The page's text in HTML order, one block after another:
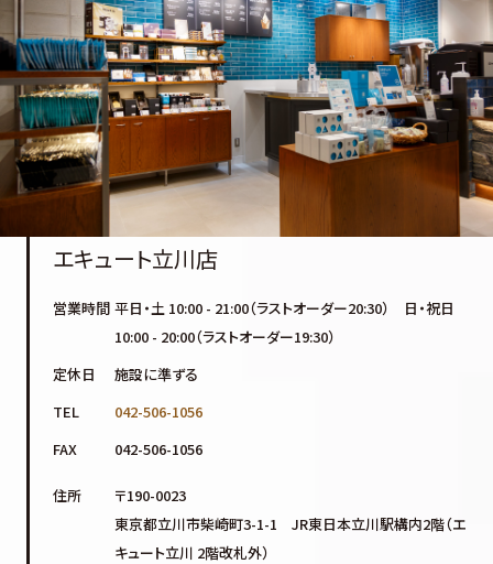
エキュート立川店
営業時間 平日・土 10:00 - 21:00（ラストオーダー20:30） 日・祝日
10:00 - 20:00（ラストオーダー19:30）
定休日
施設に準ずる
TEL
042-506-1056
FAX
042-506-1056
住所
〒190-0023
東京都立川市柴崎町3-1-1 JR東日本立川駅構内2階（エ
キュート立川 2階改札外）